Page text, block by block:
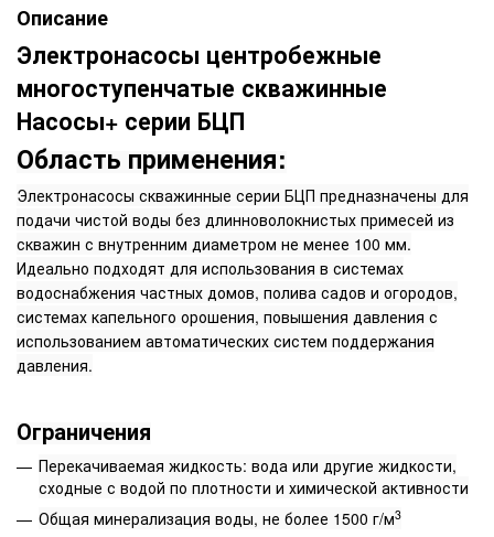
Описание
Электронасосы центробежные
многоступенчатые скважинные
Насосы+ серии БЦП
Область применения:
Электронасосы скважинные серии БЦП предназначены для
подачи чистой воды без длинноволокнистых примесей из
скважин с внутренним диаметром не менее 100 мм.
Идеально подходят для использования в системах
водоснабжения частных домов, полива садов и огородов,
системах капельного орошения, повышения давления с
использованием автоматических систем поддержания
давления.
Ограничения
Перекачиваемая жидкость: вода или другие жидкости,
сходные с водой по плотности и химической активности
Общая минерализация воды, не более 1500 г/м3